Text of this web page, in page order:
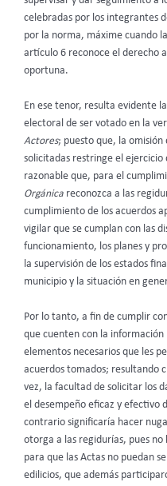
celebradas por los integrantes
por la norma, máxime cuando
artículo 6 reconoce el derecho
oportuna.
En ese tenor, resulta evidente
electoral de ser votado en la
Actores; puesto que, la omisión
solicitadas restringe el ejercicio
razonable que, para el
Orgánica reconozca a las
cumplimiento de los acuerdos
vigilar que se cumplan con las
funcionamiento, los planes y
la supervisión de los estados
municipio y la situación en
Por lo tanto, a fin de cumplir
que cuenten con la información
elementos necesarios que les
acuerdos tomados; resultando
vez, la facultad de solicitar los
el desempeño eficaz y efectivo
contrario significaría hacer
otorga a las regidurías, pues no
para que las Actas no puedan
edilicios, que además